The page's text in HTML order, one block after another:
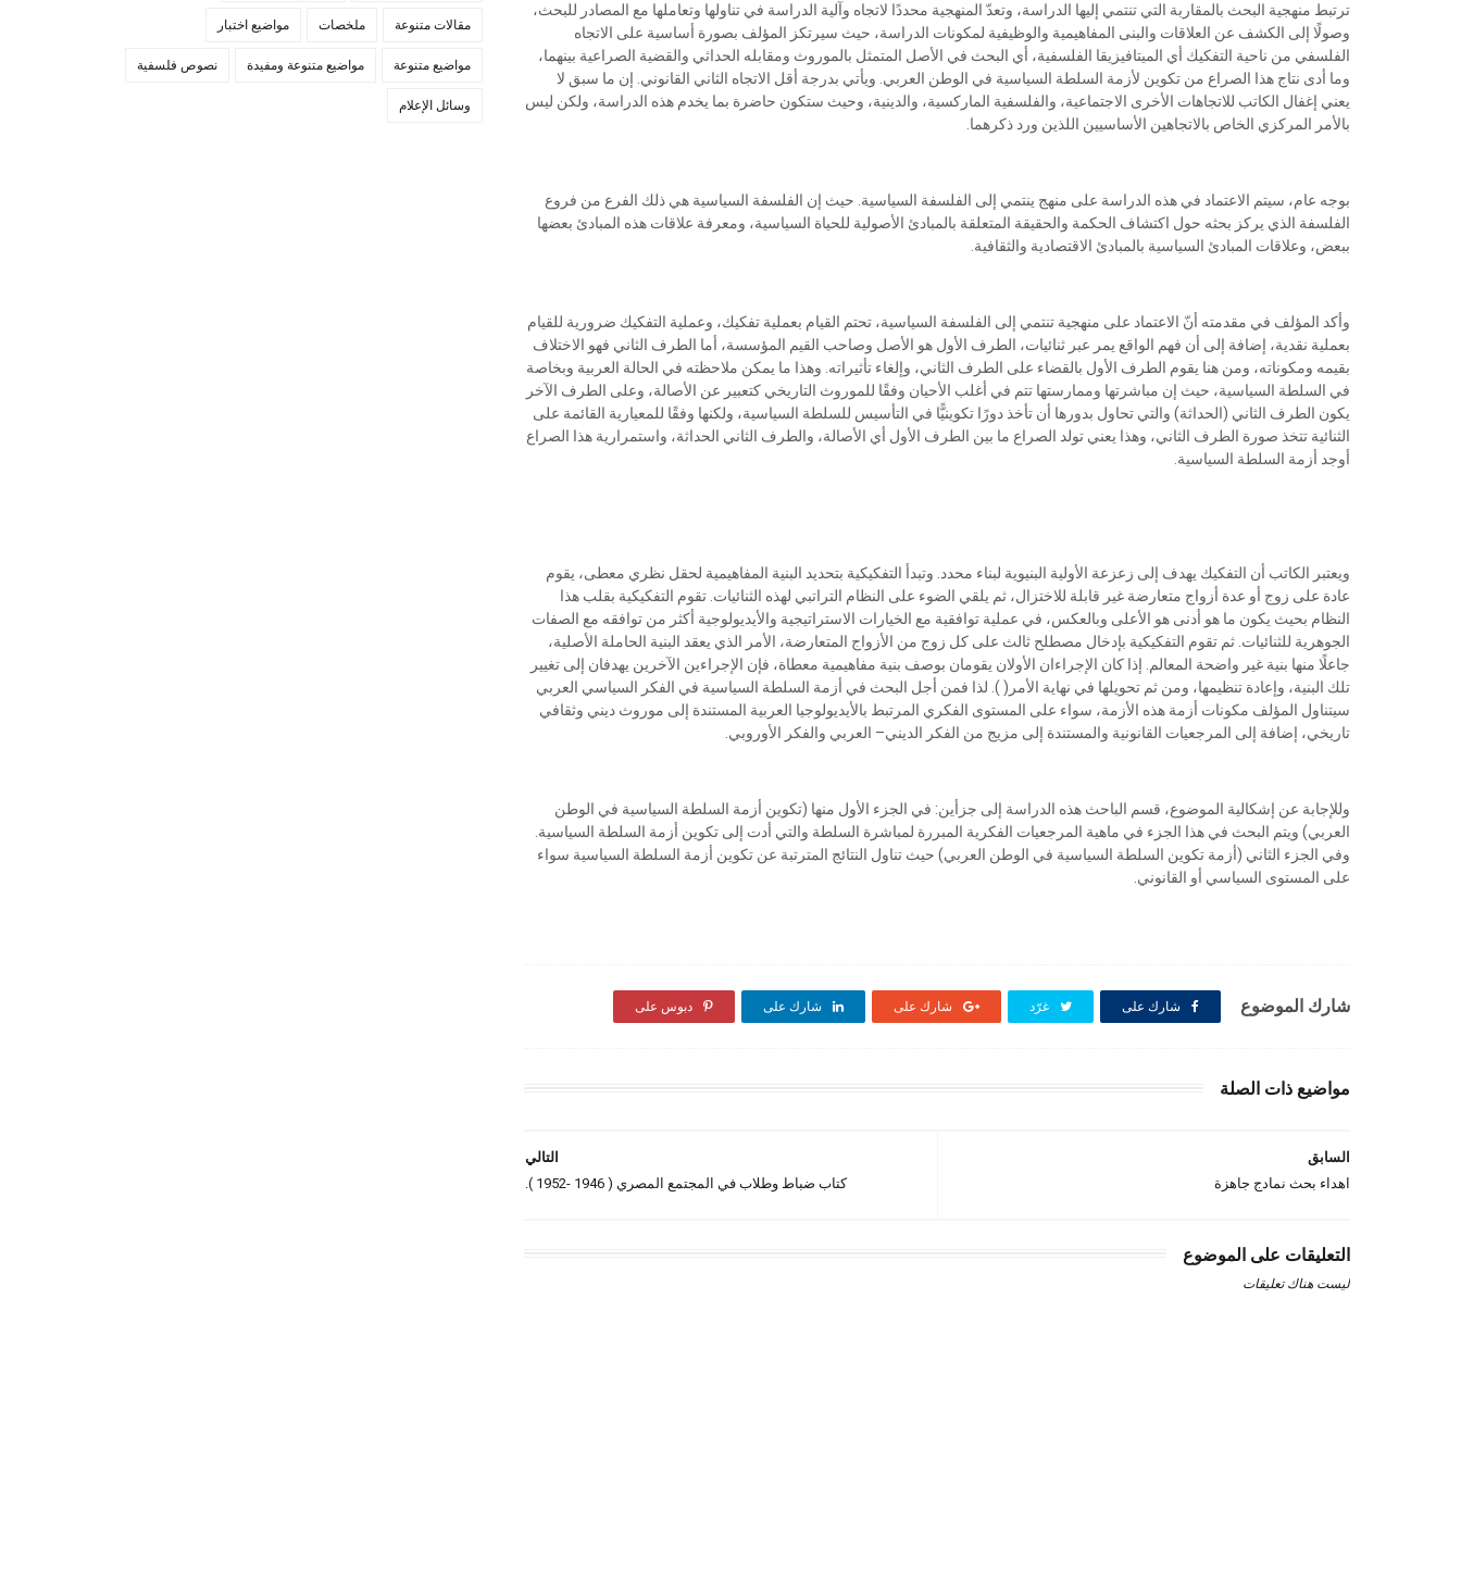
ترتبط منهجية البحث بالمقاربة التي تنتمي إليها الدراسة، وتعدّ المنهجية محددًا لاتجاه وآلية الدراسة في تناولها وتعاملها مع المصادر للبحث،
وصولًا إلى الكشف عن العلاقات والبنى المفاهيمية والوظيفية لمكونات الدراسة، حيث سيرتكز المؤلف بصورة أساسية على الاتجاه
الفلسفي من ناحية التفكيك أي الميتافيزيقا الفلسفية، أي البحث في الأصل المتمثل بالموروث ومقابله الحداثي والقضية الصراعية بينهما،
وما أدى نتاج هذا الصراع من تكوين لأزمة السلطة السياسية في الوطن العربي. ويأتي بدرجة أقل الاتجاه الثاني القانوني. إن ما سبق لا
يعني إغفال الكاتب للاتجاهات الأخرى الاجتماعية، والفلسفية الماركسية، والدينية، وحيث ستكون حاضرة بما يخدم هذه الدراسة، ولكن ليس
بالأمر المركزي الخاص بالاتجاهين الأساسيين اللذين ورد ذكرهما.
بوجه عام، سيتم الاعتماد في هذه الدراسة على منهج ينتمي إلى الفلسفة السياسية. حيث إن الفلسفة السياسية هي ذلك الفرع من فروع
الفلسفة الذي يركز بحثه حول اكتشاف الحكمة والحقيقة المتعلقة بالمبادئ الأصولية للحياة السياسية، ومعرفة علاقات هذه المبادئ بعضها
ببعض، وعلاقات المبادئ السياسية بالمبادئ الاقتصادية والثقافية.
وأكد المؤلف في مقدمته أنّ الاعتماد على منهجية تنتمي إلى الفلسفة السياسية، تحتم القيام بعملية تفكيك، وعملية التفكيك ضرورية للقيام
بعملية نقدية، إضافة إلى أن فهم الواقع يمر عبر ثنائيات، الطرف الأول هو الأصل وصاحب القيم المؤسسة، أما الطرف الثاني فهو الاختلاف
بقيمه ومكوناته، ومن هنا يقوم الطرف الأول بالقضاء على الطرف الثاني، وإلغاء تأثيراته. وهذا ما يمكن ملاحظته في الحالة العربية وبخاصة
في السلطة السياسية، حيث إن مباشرتها وممارستها تتم في أغلب الأحيان وفقًا للموروث التاريخي كتعبير عن الأصالة، وعلى الطرف الآخر
يكون الطرف الثاني (الحداثة) والتي تحاول بدورها أن تأخذ دورًا تكوينيًّا في التأسيس للسلطة السياسية، ولكنها وفقًا للمعيارية القائمة على
الثنائية تتخذ صورة الطرف الثاني، وهذا يعني تولد الصراع ما بين الطرف الأول أي الأصالة، والطرف الثاني الحداثة، واستمرارية هذا الصراع
أوجد أزمة السلطة السياسية.
ويعتبر الكاتب أن التفكيك يهدف إلى زعزعة الأولية البنيوية لبناء محدد. وتبدأ التفكيكية بتحديد البنية المفاهيمية لحقل نظري معطى، يقوم
عادة على زوج أو عدة أزواج متعارضة غير قابلة للاختزال، ثم يلقي الضوء على النظام التراتبي لهذه الثنائيات. تقوم التفكيكية بقلب هذا
النظام بحيث يكون ما هو أدنى هو الأعلى وبالعكس، في عملية توافقية مع الخيارات الاستراتيجية والأيديولوجية أكثر من توافقه مع الصفات
الجوهرية للثنائيات. ثم تقوم التفكيكية بإدخال مصطلح ثالث على كل زوج من الأزواج المتعارضة، الأمر الذي يعقد البنية الحاملة الأصلية،
جاعلًا منها بنية غير واضحة المعالم. إذا كان الإجراءان الأولان يقومان بوصف بنية مفاهيمية معطاة، فإن الإجراءين الآخرين يهدفان إلى تغيير
تلك البنية، وإعادة تنظيمها، ومن ثم تحويلها في نهاية الأمر( ). لذا فمن أجل البحث في أزمة السلطة السياسية في الفكر السياسي العربي
سيتناول المؤلف مكونات أزمة هذه الأزمة، سواء على المستوى الفكري المرتبط بالأيديولوجيا العربية المستندة إلى موروث ديني وثقافي
تاريخي، إضافة إلى المرجعيات القانونية والمستندة إلى مزيج من الفكر الديني– العربي والفكر الأوروبي.
وللإجابة عن إشكالية الموضوع، قسم الباحث هذه الدراسة إلى جزأين: في الجزء الأول منها (تكوين أزمة السلطة السياسية في الوطن
العربي) ويتم البحث في هذا الجزء في ماهية المرجعيات الفكرية المبررة لمباشرة السلطة والتي أدت إلى تكوين أزمة السلطة السياسية.
وفي الجزء الثاني (أزمة تكوين السلطة السياسية في الوطن العربي) حيث تناول النتائج المترتبة عن تكوين أزمة السلطة السياسية سواء
على المستوى السياسي أو القانوني.
شارك الموضوع شارك على غرّد شارك على شارك على دبوس على
مواضيع ذات الصلة
التالي
كتاب ضباط وطلاب في المجتمع المصري ( 1946 -1952 ).
السابق
اهداء بحث نمادج جاهزة
التعليقات على الموضوع
ليست هناك تعليقات
مقالات متنوعة ملخصات مواضيع اختبار
مواضيع متنوعة مواضيع متنوعة ومفيدة نصوص فلسفية
وسائل الإعلام